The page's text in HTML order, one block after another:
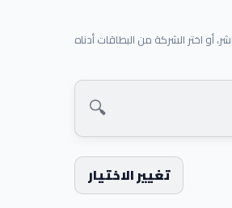
أو اختر الشركة من البطاقات أدناه
🔍
تغيير الاختيار